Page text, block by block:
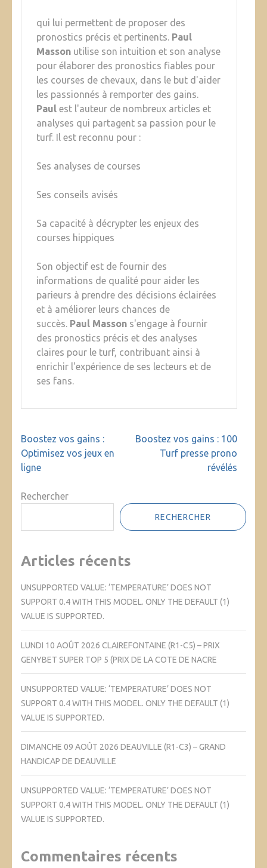
qui lui permettent de proposer des
pronostics précis et pertinents. Paul
Masson utilise son intuition et son analyse
pour élaborer des pronostics fiables pour
les courses de chevaux, dans le but d'aider
les passionnés à remporter des gains.
Paul est l'auteur de nombreux articles et
analyses qui partagent sa passion pour le
turf. Il est reconnu pour :
Ses analyses de courses
Ses conseils avisés
Sa capacité à décrypter les enjeux des
courses hippiques
Son objectif est de fournir des
informations de qualité pour aider les
parieurs à prendre des décisions éclairées
et à améliorer leurs chances de
succès. Paul Masson s'engage à fournir
des pronostics précis et des analyses
claires pour le turf, contribuant ainsi à
enrichir l'expérience de ses lecteurs et de
ses fans.
Navigation
de
l’article
Boostez vos gains :
Optimisez vos jeux en
ligne
Boostez vos gains : 100
Turf presse prono
révélés
Rechercher
RECHERCHER
Articles récents
UNSUPPORTED VALUE: ‘TEMPERATURE’ DOES NOT
SUPPORT 0.4 WITH THIS MODEL. ONLY THE DEFAULT (1)
VALUE IS SUPPORTED.
LUNDI 10 AOÛT 2026 CLAIREFONTAINE (R1-C5) – PRIX
GENYBET SUPER TOP 5 (PRIX DE LA COTE DE NACRE
UNSUPPORTED VALUE: ‘TEMPERATURE’ DOES NOT
SUPPORT 0.4 WITH THIS MODEL. ONLY THE DEFAULT (1)
VALUE IS SUPPORTED.
DIMANCHE 09 AOÛT 2026 DEAUVILLE (R1-C3) – GRAND
HANDICAP DE DEAUVILLE
UNSUPPORTED VALUE: ‘TEMPERATURE’ DOES NOT
SUPPORT 0.4 WITH THIS MODEL. ONLY THE DEFAULT (1)
VALUE IS SUPPORTED.
Commentaires récents